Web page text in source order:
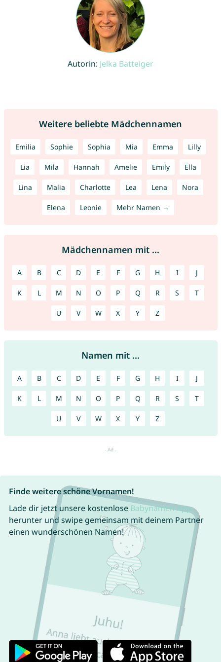
Autorin: Jelka Batteiger
Weitere beliebte Mädchennamen
Emilia Sophie Sophia Mia Emma Lilly
Lia Mila Hannah Amelie Emily Ella
Lina Malia Charlotte Lea Lena Nora
Elena Leonie Mehr Namen →
Mädchennamen mit ...
A B C D E F G H I J
K L M N O P Q R S T
U V W X Y Z
Namen mit ...
A B C D E F G H I J
K L M N O P Q R S T
U V W X Y Z
Finde weitere schöne Vornamen!
Lade dir jetzt unsere kostenlose Babynamen App
herunter und swipe gemeinsam mit deinem Partner
einen wunderschönen Namen!